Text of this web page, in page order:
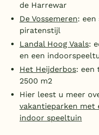
de Harrewar
De Vossemeren: een
piratenstijl
Landal Hoog Vaals:
en een
Het Heijderbos: een
2500 m2
Hier leest u meer
vakantieparken met
indoor speeltuin